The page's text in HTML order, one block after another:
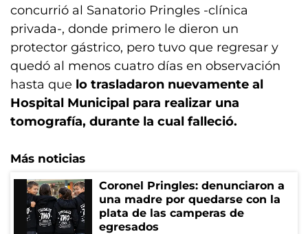
concurrió al Sanatorio Pringles -clínica
privada-, donde primero le dieron un
protector gástrico, pero tuvo que regresar y
quedó al menos cuatro días en observación
hasta que lo trasladaron nuevamente al
Hospital Municipal para realizar una
tomografía, durante la cual falleció.
Más noticias
Coronel Pringles: denunciaron a
una madre por quedarse con la
plata de las camperas de
egresados